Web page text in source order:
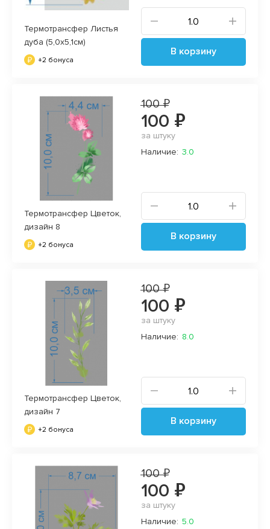
Термотрансфер Листья
дуба (5,0х5,1см)
+2 бонуса
В корзину
Термотрансфер Цветок,
дизайн 8
+2 бонуса
100 ₽
100 ₽
за штуку
Наличие: 3.0
В корзину
Термотрансфер Цветок,
дизайн 7
+2 бонуса
100 ₽
100 ₽
за штуку
Наличие: 8.0
В корзину
100 ₽
100 ₽
за штуку
Наличие: 5.0